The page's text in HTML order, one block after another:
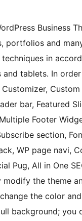
Business
portfolios and
in
tablets. In
bar, Featured
Footer
section,
WP page navi,
Pug, All in One
the theme
the color
background;